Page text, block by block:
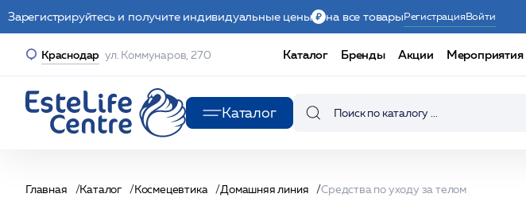
Зарегистрируйтесь и получите индивидуальные цены на все товарыРегистрацияВойти
Краснодар ул. Коммунаров, 270 Каталог Бренды Акции Мероприятия
Каталог
Главная Каталог Космецевтика Домашняя линия Средства по уходу за телом